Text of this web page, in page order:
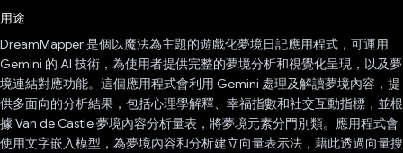
用途
DreamMapper 是個以魔法為主題的遊戲化夢境日記應用程式，可運用
Gemini 的 AI 技術，為使用者提供完整的夢境分析和視覺化呈現，以及夢
境連結對應功能。這個應用程式會利用 Gemini 處理及解讀夢境內容，提
供多面向的分析結果，包括心理學解釋、幸福指數和社交互動指標，並根
據 Van de Castle 夢境內容分析量表，將夢境元素分門別類。應用程式會
使用文字嵌入模型，為夢境內容和分析建立向量表示法，藉此透過向量搜